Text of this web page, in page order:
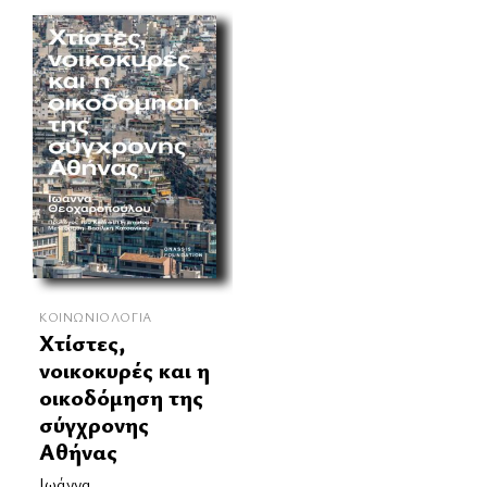
ΚΟΙΝΩΝΙΟΛΟΓΊΑ
Χτίστες,
νοικοκυρές και η
οικοδόμηση της
σύγχρονης
Αθήνας